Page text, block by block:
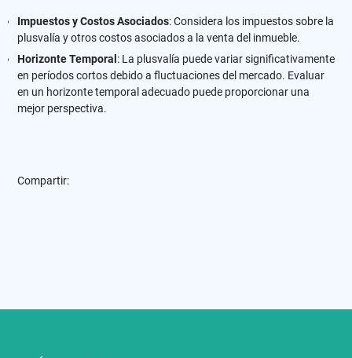
Impuestos y Costos Asociados: Considera los impuestos sobre la
plusvalía y otros costos asociados a la venta del inmueble.
Horizonte Temporal : La plusvalía puede variar significativamente
en períodos cortos debido a fluctuaciones del mercado. Evaluar
en un horizonte temporal adecuado puede proporcionar una
mejor perspectiva.
Compartir: